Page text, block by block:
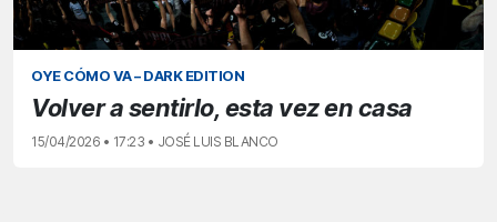
OYE CÓMO VA – DARK EDITION
Volver a sentirlo, esta vez en casa
15/04/2026 • 17:23 • JOSÉ LUIS BLANCO